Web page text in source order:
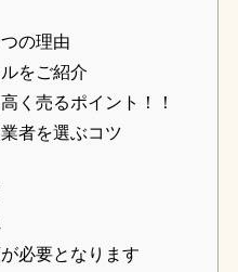
の理由
をご紹介
く売るポイント！！
者を選ぶコツ
必要となります